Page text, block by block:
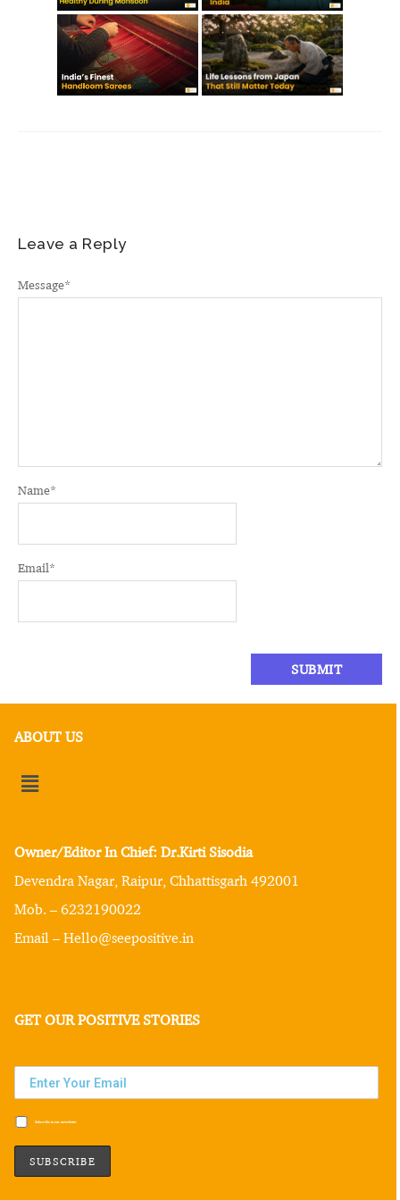
Leave a Reply
Message*
Name*
Email*
ABOUT US
Owner/Editor In Chief: Dr.Kirti Sisodia
Devendra Nagar, Raipur, Chhattisgarh 492001
Mob. – 6232190022
Email – Hello@seepositive.in
GET OUR POSITIVE STORIES
Subscribe to our newsletter